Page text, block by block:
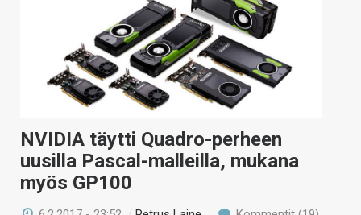
VAIHDA TEEMA
HAKU
NVIDIA täytti Quadro-perheen
uusilla Pascal-malleilla, mukana
myös GP100